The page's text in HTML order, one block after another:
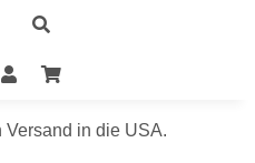
in die USA.